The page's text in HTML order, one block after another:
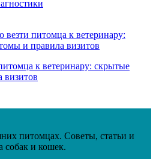
к ветеринару: скрытые
визитов
питомцах. Советы, статьи и
собак и кошек.